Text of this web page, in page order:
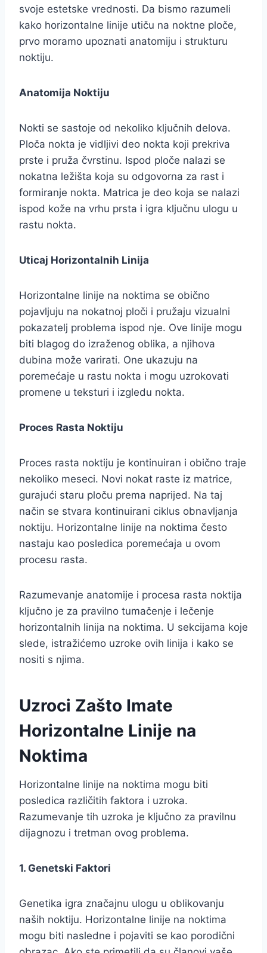
svoje estetske vrednosti. Da bismo razumeli
kako horizontalne linije utiču na noktne ploče,
prvo moramo upoznati anatomiju i strukturu
noktiju.
Anatomija Noktiju
Nokti se sastoje od nekoliko ključnih delova.
Ploča nokta je vidljivi deo nokta koji prekriva
prste i pruža čvrstinu. Ispod ploče nalazi se
nokatna ležišta koja su odgovorna za rast i
formiranje nokta. Matrica je deo koja se nalazi
ispod kože na vrhu prsta i igra ključnu ulogu u
rastu nokta.
Uticaj Horizontalnih Linija
Horizontalne linije na noktima se obično
pojavljuju na nokatnoj ploči i pružaju vizualni
pokazatelj problema ispod nje. Ove linije mogu
biti blagog do izraženog oblika, a njihova
dubina može varirati. One ukazuju na
poremećaje u rastu nokta i mogu uzrokovati
promene u teksturi i izgledu nokta.
Proces Rasta Noktiju
Proces rasta noktiju je kontinuiran i obično traje
nekoliko meseci. Novi nokat raste iz matrice,
gurajući staru ploču prema naprijed. Na taj
način se stvara kontinuirani ciklus obnavljanja
noktiju. Horizontalne linije na noktima često
nastaju kao posledica poremećaja u ovom
procesu rasta.
Razumevanje anatomije i procesa rasta noktija
ključno je za pravilno tumačenje i lečenje
horizontalnih linija na noktima. U sekcijama koje
slede, istražićemo uzroke ovih linija i kako se
nositi s njima.
Uzroci Zašto Imate
Horizontalne Linije na
Noktima
Horizontalne linije na noktima mogu biti
posledica različitih faktora i uzroka.
Razumevanje tih uzroka je ključno za pravilnu
dijagnozu i tretman ovog problema.
1. Genetski Faktori
Genetika igra značajnu ulogu u oblikovanju
naših noktiju. Horizontalne linije na noktima
mogu biti nasledne i pojaviti se kao porodični